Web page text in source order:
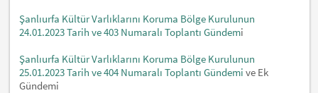
Şanlıurfa Kültür Varlıklarını Koruma Bölge Kurulunun
24.01.2023 Tarih ve 403 Numaralı Toplantı Gündemi
Şanlıurfa Kültür Varlıklarını Koruma Bölge Kurulunun
25.01.2023 Tarih ve 404 Numaralı Toplantı Gündemi ve Ek
Gündemi